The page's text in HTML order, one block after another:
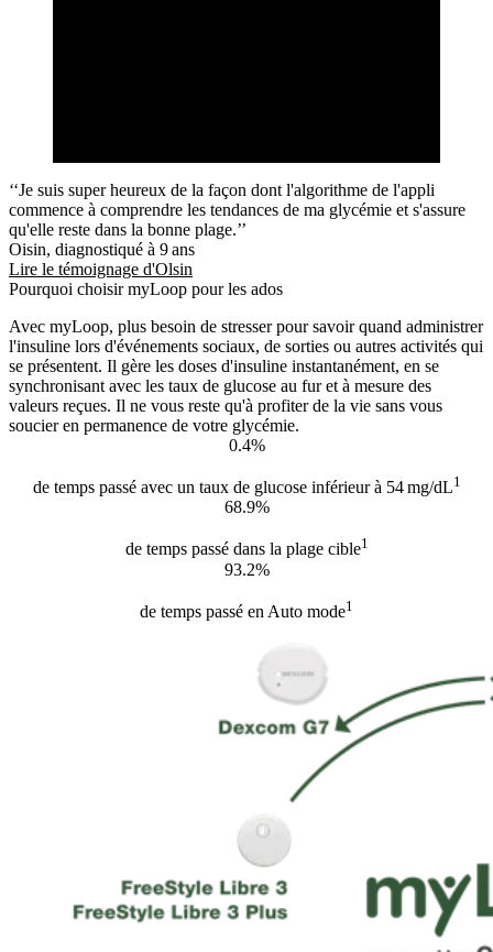
‘‘Je suis super heureux de la façon dont l'algorithme de l'appli
commence à comprendre les tendances de ma glycémie et s'assure
qu'elle reste dans la bonne plage.’’
Oisin, diagnostiqué à 9 ans
Lire le témoignage d'Olsin
Pourquoi choisir myLoop pour les ados
Avec myLoop, plus besoin de stresser pour savoir quand administrer
l'insuline lors d'événements sociaux, de sorties ou autres activités qui
se présentent. Il gère les doses d'insuline instantanément, en se
synchronisant avec les taux de glucose au fur et à mesure des
valeurs reçues. Il ne vous reste qu'à profiter de la vie sans vous
soucier en permanence de votre glycémie.
0.4%
de temps passé avec un taux de glucose inférieur à 54 mg/dL1
68.9%
de temps passé dans la plage cible1
93.2%
de temps passé en Auto mode1